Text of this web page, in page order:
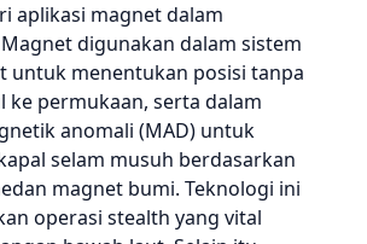
aplikasi magnet dalam
digunakan dalam sistem
untuk menentukan posisi tanpa
ke permukaan, serta dalam
anomali (MAD) untuk
selam musuh berdasarkan
magnet bumi. Teknologi ini
operasi stealth yang vital